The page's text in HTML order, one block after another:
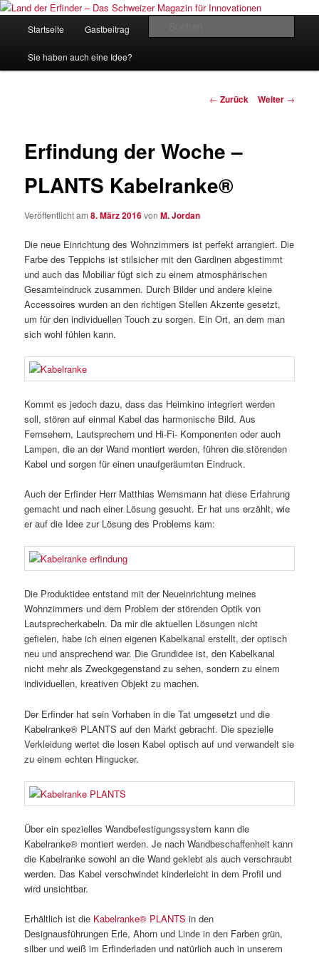
Zum
wechseln
Land der Erfinder – Das Schweizer
Startseite Gastbeitrag
Sie haben auch eine Idee?
Beitrags-
← Zurück Weiter →
Erfindung der Woche –
PLANTS Kabelranke®
Veröffentlicht am8. März 2016vonM. Jordan
Die neue Einrichtung des Wohnzimmers ist perfekt arrangiert. Die
Farbe des Teppichs ist stilsicher mit den Gardinen abgestimmt
und auch das Mobiliar fügt sich zu einem atmosphärischen
Gesamteindruck zusammen. Durch Bilder und andere kleine
Accessoires wurden an den richtigen Stellen Akzente gesetzt,
um für den individuellen Touch zu sorgen. Ein Ort, an dem man
sich wohl fühlen kann.
Kommt es jedoch dazu, dass das Heimkino integriert werden
soll, stören auf einmal Kabel das harmonische Bild. Aus
Fernsehern, Lautsprechern und Hi-Fi- Komponenten oder auch
Lampen, die an der Wand montiert werden, führen die störenden
Kabel und sorgen für einen unaufgeräumten Eindruck.
Auch der Erfinder Herr Matthias Wernsmann hat diese Erfahrung
gemacht und nach einer Lösung gesucht. Er hat uns erzählt, wie
er auf die Idee zur Lösung des Problems kam:
Die Produktidee entstand mit der Neueinrichtung meines
Wohnzimmers und dem Problem der störenden Optik von
Lautsprecherkabeln. Da mir die aktuellen Lösungen nicht
gefielen, habe ich einen eigenen Kabelkanal erstellt, der optisch
neu und ansprechend war. Die Grundidee ist, den Kabelkanal
nicht mehr als Zweckgegenstand zu sehen, sondern zu einem
individuellen, kreativen Objekt zu machen.
Der Erfinder hat sein Vorhaben in die Tat umgesetzt und die
Kabelranke® PLANTS auf den Markt gebracht. Die spezielle
Verkleidung wertet die losen Kabel optisch auf und verwandelt sie
zu einem echten Hingucker.
Über ein spezielles Wandbefestigungssystem kann die
Kabelranke® montiert werden. Je nach Wandbeschaffenheit kann
die Kabelranke sowohl an die Wand geklebt als auch verschraubt
werden. Das Kabel verschwindet kinderleicht in dem Profil und
wird unsichtbar.
Erhältlich ist die Kabelranke® PLANTS in den
Designausführungen Erle, Ahorn und Linde in den Farben grün,
silber und weiß im Erfinderladen und natürlich auch in unserem